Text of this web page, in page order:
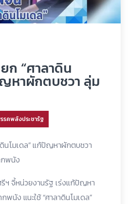
ก “ศาลาดิน
หาผักตบชวา ลุ่ม
รคพลังประชารัฐ
นโมเดล” แก้ปัญหาผักตบชวา
กพนัง
ฯ จี้หน่วยงานรัฐ เร่งแก้ปัญหา
พนัง แนะใช้ “ศาลาดินโมเดล”